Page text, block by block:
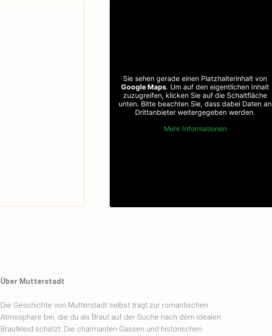
Sie sehen gerade einen Platzhalterinhalt von
Google Maps. Um auf den eigentlichen Inhalt
zuzugreifen, klicken Sie auf die Schaltfläche
unten. Bitte beachten Sie, dass dabei Daten an
Drittanbieter weitergegeben werden.
Mehr Informationen
Über Mutterstadt
Die Geschichte von Mutterstadt selbst trägt zur romantischen
Atmosphäre bei, die du als Braut auf der Suche nach dem idealen
Brautkleid schätzt. Die charmanten Gassen und historischen